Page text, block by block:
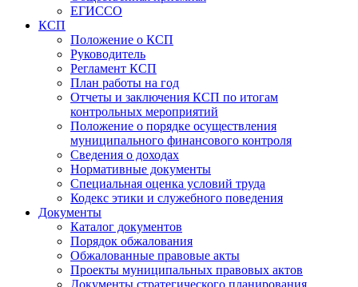
ЕГИССО
КСП
Положение о КСП
Руководитель
Регламент КСП
План работы на год
Отчеты и заключения КСП по итогам
контрольных мероприятий
Положение о порядке осуществления
муниципального финансового контроля
Сведения о доходах
Нормативные документы
Специальная оценка условий труда
Кодекс этики и служебного поведения
Документы
Каталог документов
Порядок обжалования
Обжалованные правовые акты
Проекты муниципальных правовых актов
Документы стратегического планирования